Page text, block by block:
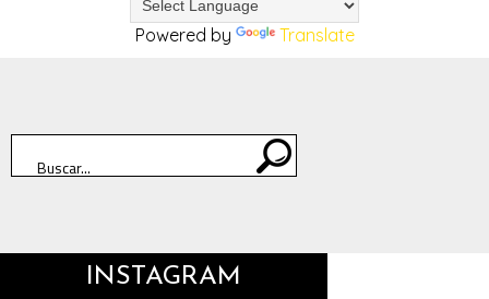
Powered by Translate
INSTAGRAM